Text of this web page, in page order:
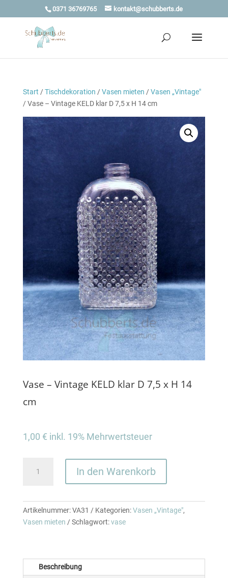
0371 36769765 kontakt@schubberts.de
Start /Tischdekoration /Vasen mieten /Vasen „Vintage"
/ Vase – Vintage KELD klar D 7,5 x H 14 cm
Vase – Vintage KELD klar D 7,5 x H 14
cm
1,00 € inkl. 19% Mehrwertsteuer
klar
D
In den Warenkorb
Artikelnummer:VA31 Kategorien:Vasen „Vintage",
Vasen mieten
Schlagwort:vase
Beschreibung